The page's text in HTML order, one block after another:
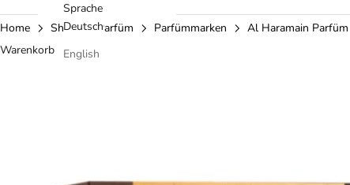
Sprache
Deutsch
English
Home Shop Parfüm Parfümmarken
Al Haramain Parfüm
Warenkorb